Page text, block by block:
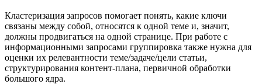
Кластеризация запросов помогает понять, какие ключи
связаны между собой, относятся к одной теме и, значит,
должны продвигаться на одной странице. При работе с
информационными запросами группировка также нужна для
оценки их релевантности теме/задаче/цели статьи,
структурирования контент-плана, первичной обработки
большого ядра.